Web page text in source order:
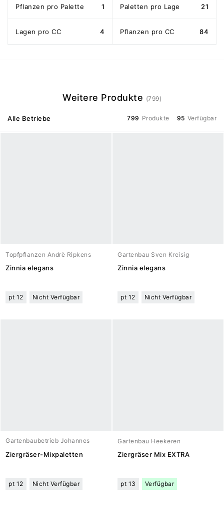
Pflanzen pro Palette 1 Paletten pro Lage 21
Lagen pro CC 4 Pflanzen pro CC 84
Weitere Produkte (799)
Alle Betriebe 799 Produkte 95 Verfügbar
Topfpflanzen Andrè Ripkens
Zinnia elegans
pt 12 Nicht Verfügbar
Gartenbau Sven Kreisig
Zinnia elegans
pt 12 Nicht Verfügbar
Gartenbaubetrieb Johannes
Meuwesen
Ziergräser-Mixpaletten
pt 12 Nicht Verfügbar
Gartenbau Heekeren
Ziergräser Mix EXTRA
pt 13 Verfügbar